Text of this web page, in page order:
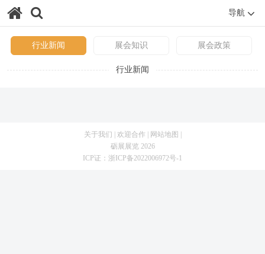
导航
行业新闻 展会知识 展会政策
行业新闻
关于我们 欢迎合作 网站地图
砺展展览 2026
ICP证： 浙ICP备2022006972号-1